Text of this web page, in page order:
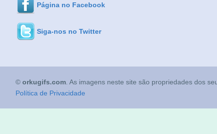
Página no Facebook
Siga-nos no Twitter
© orkugifs.com . As imagens neste site são propriedades dos
Política de Privacidade